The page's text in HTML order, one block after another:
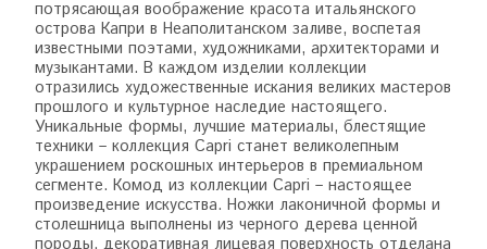
потрясающая воображение красота итальянского
острова Капри в Неаполитанском заливе, воспетая
известными поэтами, художниками, архитекторами и
музыкантами. В каждом изделии коллекции
отразились художественные искания великих мастеров
прошлого и культурное наследие настоящего.
Уникальные формы, лучшие материалы, блестящие
техники – коллекция Capri станет великолепным
украшением роскошных интерьеров в премиальном
сегменте. Комод из коллекции Capri – настоящее
произведение искусства. Ножки лаконичной формы и
столешница выполнены из черного дерева ценной
породы, декоративная лицевая поверхность отделана